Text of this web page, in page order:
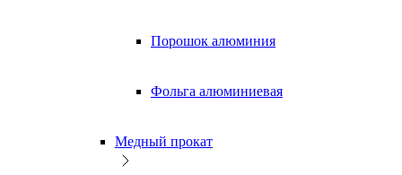
Порошок алюминия
Фольга алюминиевая
Медный прокат